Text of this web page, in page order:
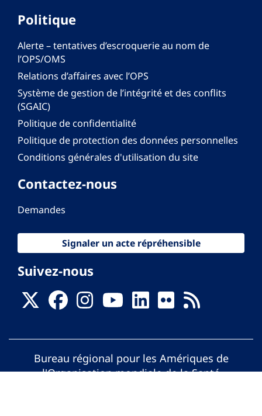
Politique
Alerte – tentatives d’escroquerie au nom de
l’OPS/OMS
Relations d’affaires avec l’OPS
Système de gestion de l’intégrité et des conflits
(SGAIC)
Politique de confidentialité
Politique de protection des données personnelles
Conditions générales d'utilisation du site
Contactez-nous
Demandes
Signaler un acte répréhensible
Suivez-nous
Bureau régional pour les Amériques de
l'Organisation mondiale de la Santé